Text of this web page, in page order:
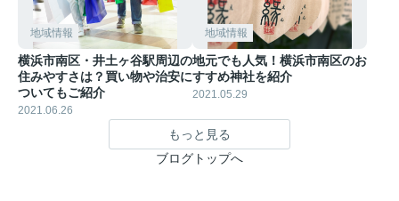
地域情報
横浜市南区・井土ヶ谷駅周辺の
住みやすさは？買い物や治安に
ついてもご紹介
2021.06.26
地域情報
地元でも人気！横浜市南区のお
すすめ神社を紹介
2021.05.29
もっと見る
ブログトップへ